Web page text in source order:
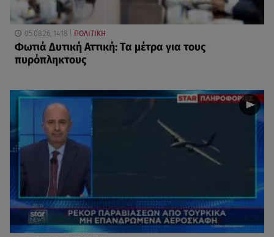
05.08.26, 14:18 ΠΟΛΙΤΙΚΗ
Φωτιά Δυτική Αττική: Τα μέτρα για τους
πυρόπληκτους